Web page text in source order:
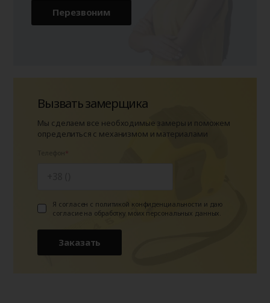
Перезвоним
Вызвать замерщика
Мы сделаем все необходимые замеры и поможем
определиться с механизмом и материалами
Я согласен с политикой конфиденциальности и даю
согласие на обработку моих персональных данных.
Заказать